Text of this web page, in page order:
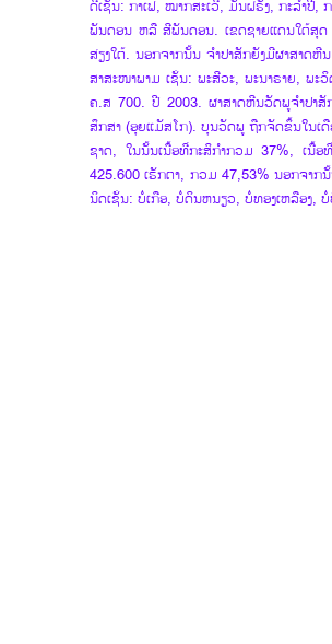
ດີເຊັ່ນ: ກາເຟ, ໝາກສະເວີ່, ມັນຝຣັ່ງ, ກະລຳປີ
ພັນດອນ ຫລື ສີພັນດອນ. ເຂດຊາຍແດນໃຕ້ສຸດ
ສ່ຽງໃຕ້. ນອກຈາກນັ້ນ ຈຳປາສັກຍັງມີຜາສາດ
ສາສະໜາພາມ ເຊັ່ນ: ພະສີວະ, ພະນາຣາຍ, ພ
ຄ.ສ 700. ປີ 2003. ຜາສາດຫີນວັດພູຈຳປາສັ
ສຶກສາ (ອຸຍແມັສໂກ). ບຸນວັດພູ ຖືກຈັດຂຶ້ນໃນເ
ຊາດ, ໃນ​ນັ້ນ​ເນື້ອ​ທີ່​ກະ​ສິ​ກຳ​ກວມ 37%, ເນື້ອ​
425.600 ເຮັກຕາ, ກວມ 47,53% ນອກ​ຈາກ​
ນິດ​ເຊັ່ນ:​ ບໍ່​ເກືອ​,​ ບໍ່​ດິນ​ຫນຽວ​, ບໍ່​ທອງ​ເຫລືອງ,​